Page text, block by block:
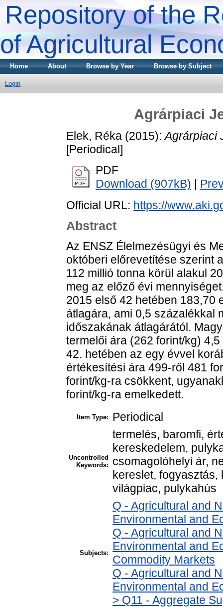
Repository of the
of Agricultural
Home About Browse by Year Browse by Subject
Login
Agrárpiaci
Elek, Réka (2015):Agrárpiaci
[Periodical]
PDF
Download (907kB)
Official URL: https://
Abstract
Az ENSZ Élelmezésügyi és
októberi előrevetítése szerint
112 millió tonna körül alakul
meg az előző évi
2015 első 42 hetében 183,70
átlagára, ami 0,5 százalékkal
időszakának átlagárától.
termelői ára (262 forint/kg)
42. hetében az egy évvel
értékesítési ára 499-ről 481
forint/kg-ra csökkent,
forint/kg-ra emelkedett.
Item Type: Periodical
Uncontrolled
Keywords:
termelés, baromfi,
kereskedelem,
csomagolóhelyi ár,
kereslet, fogyasztás,
világpiac, pulykahús
Subjects:
Q - Agricultural and
Environmental and
Q - Agricultural and
Environmental and
Commodity Markets
Q - Agricultural and
Environmental and
> Q11 - Aggregate